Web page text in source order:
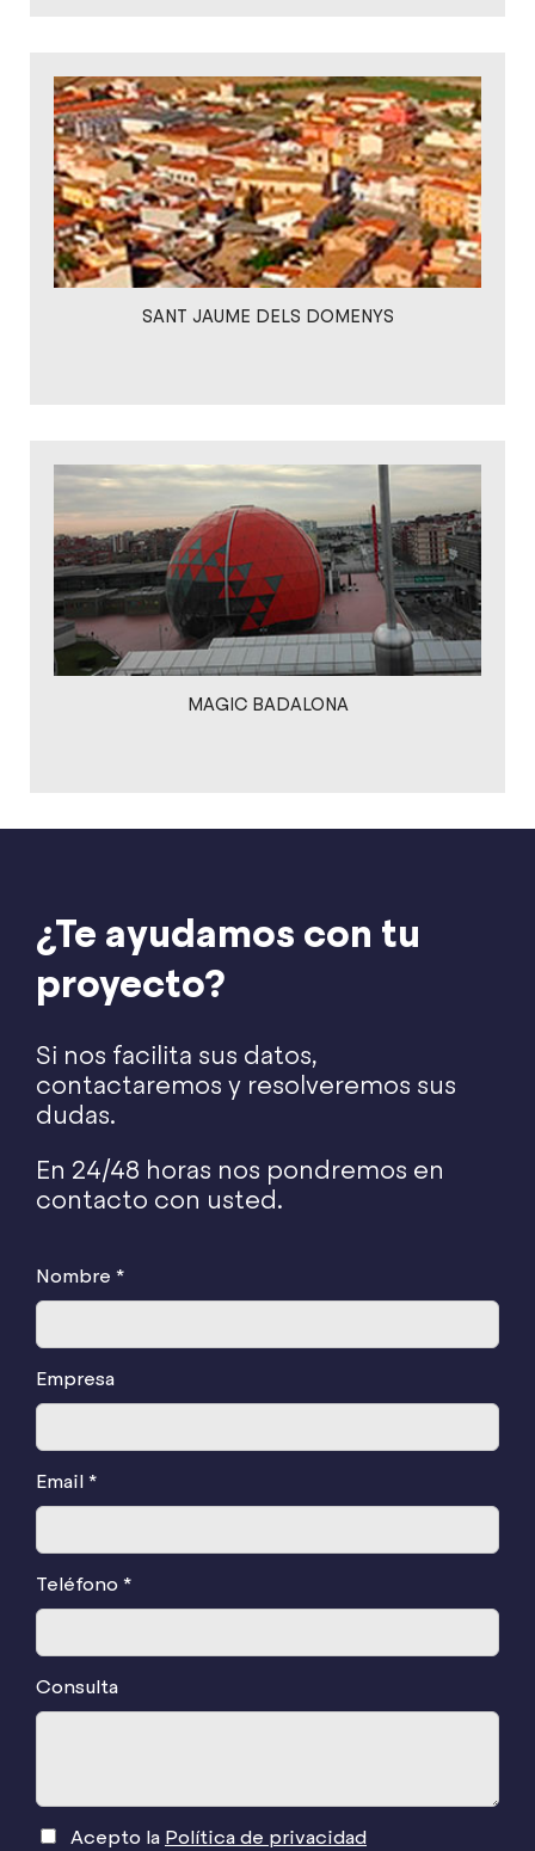
SANT JAUME DELS DOMENYS
MAGIC BADALONA
¿Te ayudamos con tu
proyecto?
Si nos facilita sus datos,
contactaremos y resolveremos sus
dudas.
En 24/48 horas nos pondremos en
contacto con usted.
Nombre *
Empresa
Email *
Teléfono *
Consulta
Acepto la Política de privacidad